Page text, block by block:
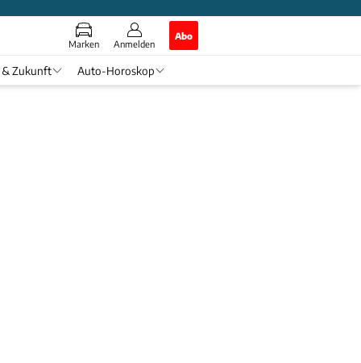
Marken Anmelden
Abo
& Zukunft Auto-Horoskop